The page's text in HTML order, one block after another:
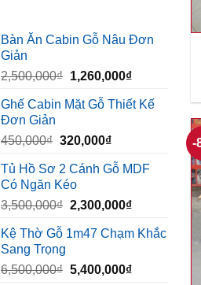
Bàn Ăn Cabin Gỗ Nâu Đơn
Giản
2,500,000₫ Giá
là:
1,260,000₫Giá
tại
1,260,000₫.
Ghế Cabin Mặt Gỗ Thiết Kế
Đơn Giản
450,000₫ Giá
là:
450,000₫.
320,000₫Giá
tại
320,000₫.
Tủ Hồ Sơ 2 Cánh Gỗ MDF
Có Ngăn Kéo
3,500,000₫ Giá
là:
2,300,000₫Giá
tại
2,300,000₫.
Kệ Thờ Gỗ 1m47 Chạm Khắc
Sang Trọng
6,500,000₫ Giá
5,400,000₫Giá
-